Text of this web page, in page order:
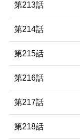
第213話
第214話
第215話
第216話
第217話
第218話